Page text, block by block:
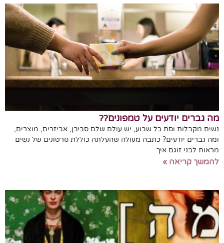
מה גברים יודעים על טמפונים??
נשים מקבלות וסת כל שבוע, יש עולם שלם סביבן, אביזרים, מוצרים,
ומה גברים יודעים? כתבה מעולה שהעלתה כוללת סרטונים של נשים
מראות לבני זוגם איך
להמשך קריאה »